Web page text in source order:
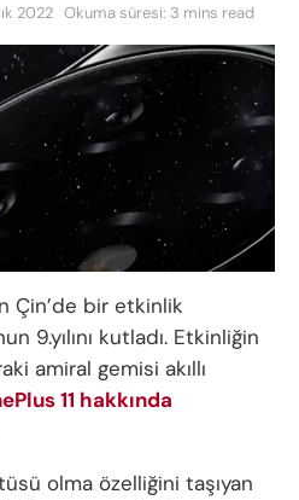
2022 Okuma süresi: 3 mins read
Çin’de bir etkinlik
9.yılını kutladı. Etkinliğin
amiral gemisi akıllı
11 hakkında
olma özelliğini taşıyan